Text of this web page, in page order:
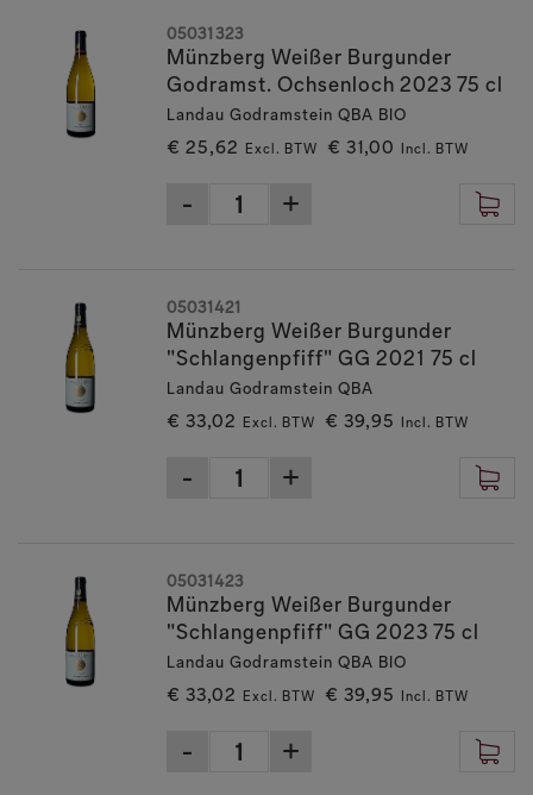
Münzberg Weißer Burgunder
Godramst. Ochsenloch 2023 75 cl
Landau Godramstein QBA BIO
€ 25,62 Excl. BTW € 31,00 Incl. BTW
05031323
Münzberg Weißer Burgunder
"Schlangenpfiff" GG 2021 75 cl
Landau Godramstein QBA
€ 33,02 Excl. BTW € 39,95 Incl. BTW
05031421
Münzberg Weißer Burgunder
"Schlangenpfiff" GG 2023 75 cl
Landau Godramstein QBA BIO
€ 33,02 Excl. BTW € 39,95 Incl. BTW
05031423